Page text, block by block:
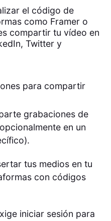
el código de
como Framer o
compartir tu vídeo en
Twitter y
para compartir
grabaciones de
en un
tus medios en tu
con códigos
iniciar sesión para